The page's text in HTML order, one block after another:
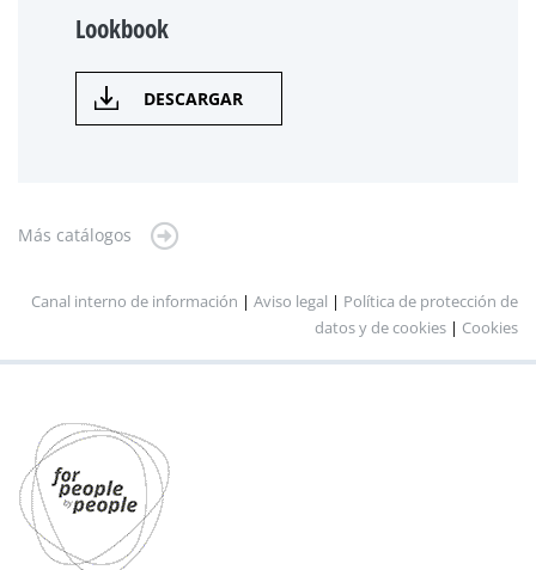
Lookbook
DESCARGAR
Más catálogos
Canal interno de información | Aviso legal | Política de protección de
datos y de cookies | Cookies